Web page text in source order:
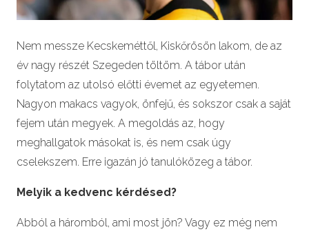
Nem messze Kecskeméttől, Kiskőrösön lakom, de az
év nagy részét Szegeden töltöm. A tábor után
folytatom az utolsó előtti évemet az egyetemen.
Nagyon makacs vagyok, önfejű, és sokszor csak a saját
fejem után megyek. A megoldás az, hogy
meghallgatok másokat is, és nem csak úgy
cselekszem. Erre igazán jó tanulóközeg a tábor.
Melyik a kedvenc kérdésed?
Abból a háromból, ami most jön? Vagy ez még nem